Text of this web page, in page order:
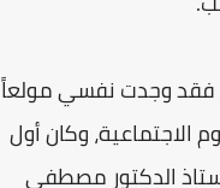
وجدت نفسي مولعاً
الاجتماعية، وكان أول
الدكتور مصطفى